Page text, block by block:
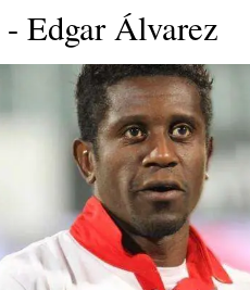
- Edgar Álvarez